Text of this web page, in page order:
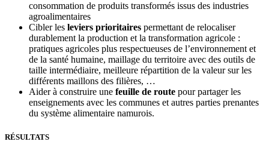
consommation de produits transformés issus des industries
agroalimentaires
Cibler les leviers prioritaires permettant de relocaliser
durablement la production et la transformation agricole :
pratiques agricoles plus respectueuses de l’environnement et
de la santé humaine, maillage du territoire avec des outils de
taille intermédiaire, meilleure répartition de la valeur sur les
différents maillons des filières, …
Aider à construire une feuille de route pour partager les
enseignements avec les communes et autres parties prenantes
du système alimentaire namurois.
RÉSULTATS